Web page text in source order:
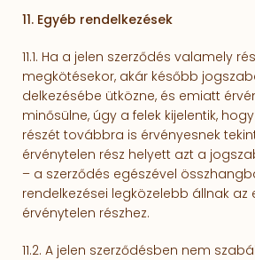
11. Egyéb rendelkezések
11.1. Ha a jelen szerződés valamely
megkötésekor, akár később
delkezésébe ütközne, és emiatt
minősülne, úgy a felek kijelentik,
részét továbbra is érvényesnek
érvénytelen rész helyett azt a
– a szerződés egészével
rendelke­zései legközelebb állnak az
érvénytelen részhez.
11.2. A jelen szerződésben nem